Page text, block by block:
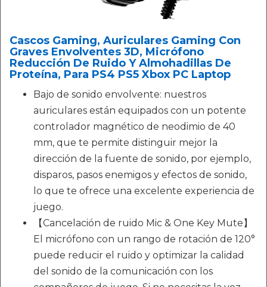
Cascos Gaming, Auriculares Gaming Con
Graves Envolventes 3D, Micrófono
Reducción De Ruido Y Almohadillas De
Proteína, Para PS4 PS5 Xbox PC Laptop
Bajo de sonido envolvente: nuestros
auriculares están equipados con un potente
controlador magnético de neodimio de 40
mm, que te permite distinguir mejor la
dirección de la fuente de sonido, por ejemplo,
disparos, pasos enemigos y efectos de sonido,
lo que te ofrece una excelente experiencia de
juego.
【Cancelación de ruido Mic & One Key Mute】
El micrófono con un rango de rotación de 120°
puede reducir el ruido y optimizar la calidad
del sonido de la comunicación con los